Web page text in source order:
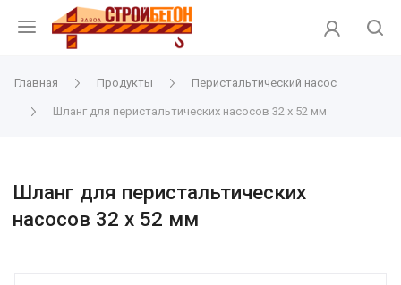
Главная Продукты Перистальтический насос
Шланг для перистальтических насосов 32 х 52 мм
Шланг для перистальтических
насосов 32 х 52 мм